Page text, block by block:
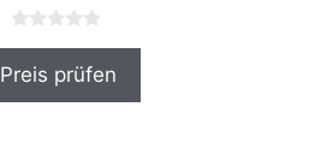
0
o
Preis prüfen